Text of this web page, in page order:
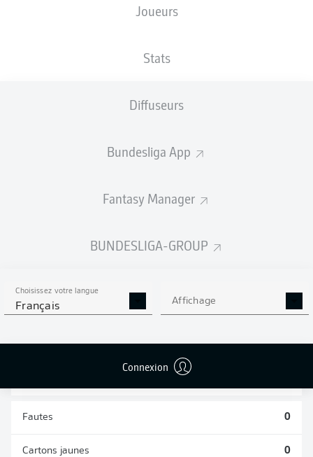
Joueurs
Stats
Diffuseurs
Bundesliga App
Fantasy Manager
BUNDESLIGA-GROUP
Choisissez votre langue
Français Affichage
Connexion
STATS DE LA SAISON
2026/2027
0 0
Fautes 0
Cartons jaunes 0